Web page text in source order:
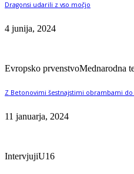
Dragonsi udarili z vso močjo
4 junija, 2024
Evropsko prvenstvoMednarodna
Z Betonovimi šestnajstimi obrambami
11 januarja, 2024
IntervjujiU16